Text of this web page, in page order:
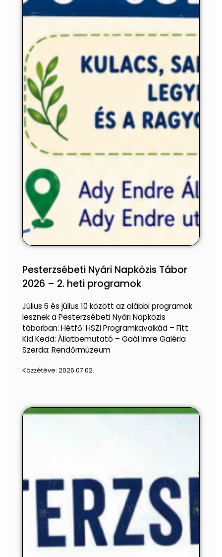
Pesterzsébeti Nyári Napközis Tábor
2026 – 2. heti programok
Július 6 és július 10 között az alábbi programok
lesznek a Pesterzsébeti Nyári Napközis
táborban: Hétfő: HSZI Programkavalkád – Fitt
Kid Kedd: Állatbemutató – Gaál Imre Galéria
Szerda: Rendőrmúzeum
Közzétéve: 2026.07.02.